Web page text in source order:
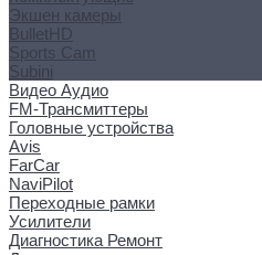
Экшен камеры
BulletHD
Sports Cam
Subini
Видео Аудио
FM-Трансмиттеры
Головные устройства
Avis
FarCar
NaviPilot
Переходные рамки
Усилители
Диагностика Ремонт